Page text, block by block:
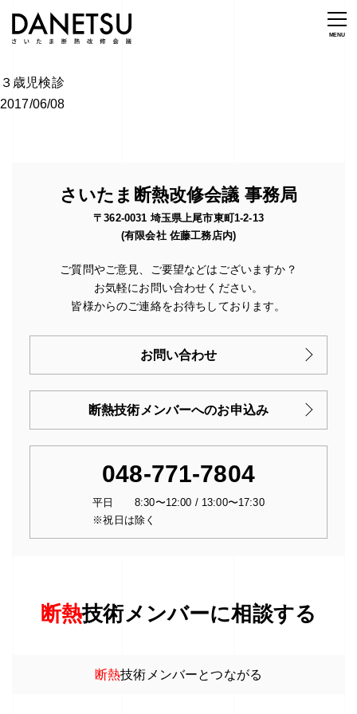
３歳児検診
2017/06/08
さいたま断熱改修会議 事務局
〒362-0031 埼玉県上尾市東町1-2-13
(有限会社 佐藤工務店内)
ご質問やご意見、ご要望などはございますか？
お気軽にお問い合わせください。
皆様からのご連絡をお待ちしております。
お問い合わせ
断熱技術メンバーへのお申込み
048-771-7804
平日 8:30〜12:00 / 13:00〜17:30
※祝日は除く
断熱技術メンバーに相談する
断熱技術メンバーとつながる